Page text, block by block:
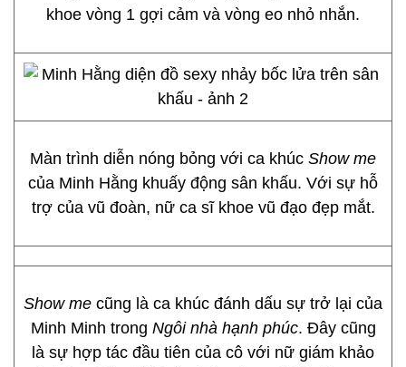
khoe vòng 1 gợi cảm và vòng eo nhỏ nhắn.
Màn trình diễn nóng bỏng với ca khúc Show me
của Minh Hằng khuấy động sân khấu. Với sự hỗ
trợ của vũ đoàn, nữ ca sĩ khoe vũ đạo đẹp mắt.
Show me cũng là ca khúc đánh dấu sự trở lại của
Minh Minh trong Ngôi nhà hạnh phúc. Đây cũng
là sự hợp tác đầu tiên của cô với nữ giám khảo